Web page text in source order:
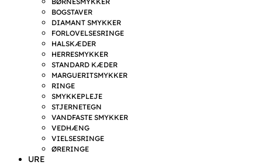
BOGSTAVER
DIAMANT SMYKKER
FORLOVELSESRINGE
HALSKÆDER
HERRESMYKKER
STANDARD KÆDER
MARGUERITSMYKKER
RINGE
SMYKKEPLEJE
STJERNETEGN
VANDFASTE SMYKKER
VEDHÆNG
VIELSESRINGE
ØRERINGE
URE